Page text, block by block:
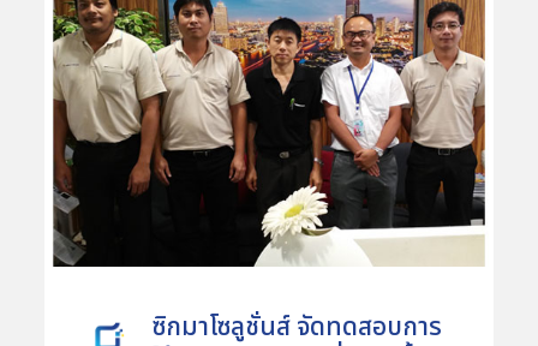
รายละเอียดเพิ่มเติมเกี่ยวกับผลิตภัณฑ์
ได้ที่ ฝ่ายขาย
คำนวณปัญหาการไหลของของไหลได้
อย่างรวดเร็วและแม่นยำสำหรับการ
ออกแบบรถยนต์โดยเฉพาะ โดยผู้เข้า
อบรมได้ลงมือสร้างแบบจำลอง
พฤติกรรมการเคลื่อนที่ของอากาศ
พลศาสตร์ผ่านตัวถังรถยนต์ในอุโมงค์
ลมแบบ 3 มิติ ซึ่งซอฟต์แวร์ XFlow จะ
ทำการวิเคราะห์ผลกระทบของของไหล
วิศวกรผู้ออกแบบสามารถศึกษาผลกระ
ซิกมาโซลูชั่นส์ จัดทดสอบการ